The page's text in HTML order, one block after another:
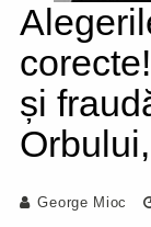
și
George Mioc